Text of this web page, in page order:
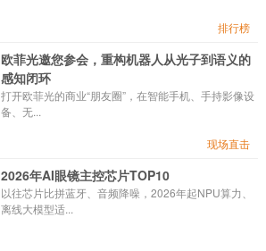
排行榜
欧菲光邀您参会，重构机器人从光子到语义的
感知闭环
打开欧菲光的商业“朋友圈”，在智能手机、手持影像设
备、无...
现场直击
2026年AI眼镜主控芯片TOP10
以往芯片比拼蓝牙、音频降噪，2026年起NPU算力、
离线大模型适...